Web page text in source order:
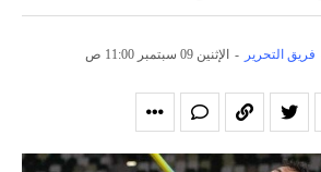
فريق التحرير - الإثنين 09 سبتمبر 11:00 ص